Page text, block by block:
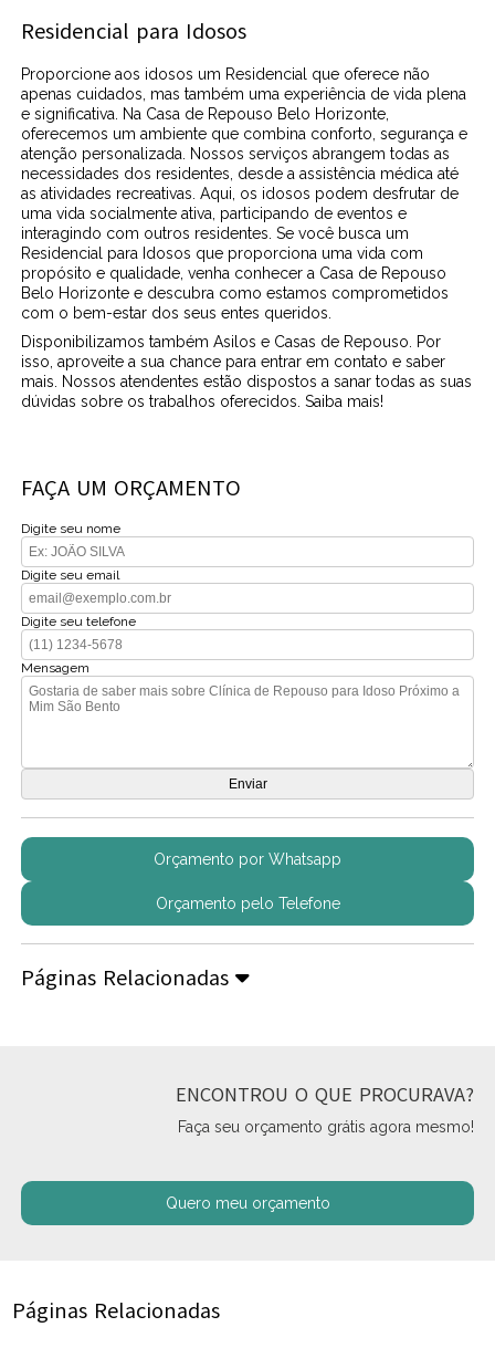
Residencial para Idosos
Proporcione aos idosos um Residencial que oferece não
apenas cuidados, mas também uma experiência de vida plena
e significativa. Na Casa de Repouso Belo Horizonte,
oferecemos um ambiente que combina conforto, segurança e
atenção personalizada. Nossos serviços abrangem todas as
necessidades dos residentes, desde a assistência médica até
as atividades recreativas. Aqui, os idosos podem desfrutar de
uma vida socialmente ativa, participando de eventos e
interagindo com outros residentes. Se você busca um
Residencial para Idosos que proporciona uma vida com
propósito e qualidade, venha conhecer a Casa de Repouso
Belo Horizonte e descubra como estamos comprometidos
com o bem-estar dos seus entes queridos.
Disponibilizamos também Asilos e Casas de Repouso. Por
isso, aproveite a sua chance para entrar em contato e saber
mais. Nossos atendentes estão dispostos a sanar todas as suas
dúvidas sobre os trabalhos oferecidos. Saiba mais!
FAÇA UM ORÇAMENTO
Digite seu nome
Digite seu email
Digite seu telefone
Mensagem
Orçamento por Whatsapp
Orçamento pelo Telefone
Páginas Relacionadas
ENCONTROU O QUE PROCURAVA?
Faça seu orçamento grátis agora mesmo!
Quero meu orçamento
Páginas Relacionadas